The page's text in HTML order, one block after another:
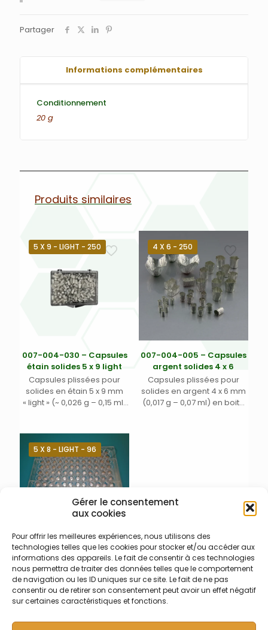
Gérer le consentement
aux cookies
Pour offrir les meilleures expériences, nous utilisons des
technologies telles que les cookies pour stocker et/ou accéder aux
informations des appareils. Le fait de consentir à ces technologies
nous permettra de traiter des données telles que le comportement
de navigation ou les ID uniques sur ce site. Le fait de ne pas
consentir ou de retirer son consentement peut avoir un effet négatif
sur certaines caractéristiques et fonctions.
Partager
Informations complémentaires
Conditionnement
20 g
Produits similaires
5 X 9 - LIGHT - 250
007-004-030 – Capsules
étain solides 5 x 9 light
Capsules plissées pour
solides en étain 5 x 9 mm
« light » (~ 0,026 g – 0,15 ml)
4 X 6 - 250
007-004-005 – Capsules
argent solides 4 x 6
Capsules plissées pour
solides en argent 4 x 6 mm
(0,017 g – 0,07 ml) en boite
5 X 8 - LIGHT - 96
007-004-026 – Capsules
étain solides 5 x 8 light
pré-nettoyées
Capsules plissées en étain
5 x 8 mm « light » (~ 0,0104 g
– 0,12 ml) pré-nettoyées
dans plaque en plastique